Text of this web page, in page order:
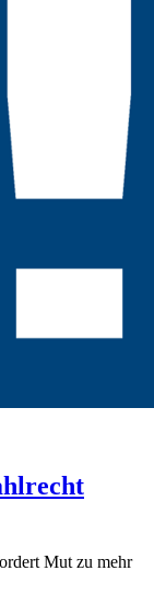
Mut zu mehr